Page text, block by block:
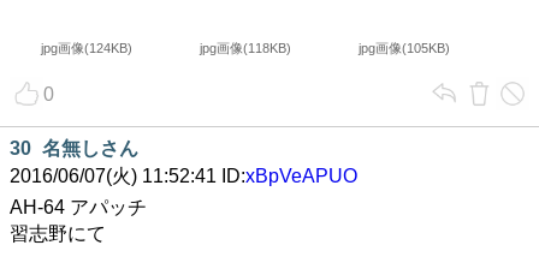
jpg画像(124KB) jpg画像(118KB) jpg画像(105KB)
0
30 名無しさん
2016/06/07(火) 11:52:41 ID:xBpVeAPUO
AH-64 アパッチ
習志野にて